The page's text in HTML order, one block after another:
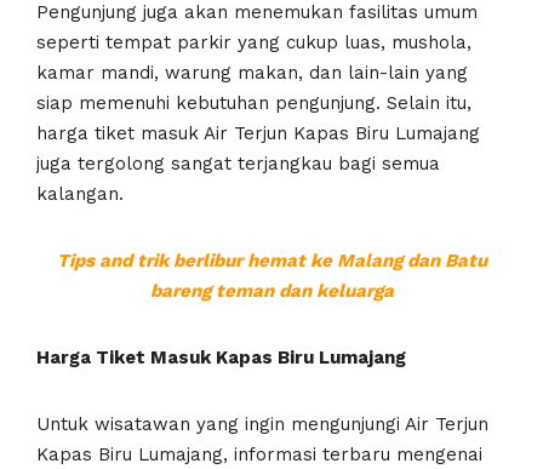
Pengunjung juga akan menemukan fasilitas umum
seperti tempat parkir yang cukup luas, mushola,
kamar mandi, warung makan, dan lain-lain yang
siap memenuhi kebutuhan pengunjung. Selain itu,
harga tiket masuk Air Terjun Kapas Biru Lumajang
juga tergolong sangat terjangkau bagi semua
kalangan.
Tips and trik berlibur hemat ke Malang dan Batu
bareng teman dan keluarga
Harga Tiket Masuk Kapas Biru Lumajang
Untuk wisatawan yang ingin mengunjungi Air Terjun
Kapas Biru Lumajang, informasi terbaru mengenai